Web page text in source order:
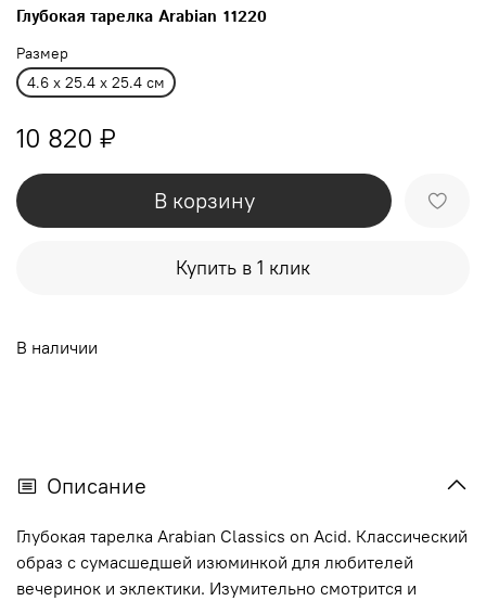
Глубокая тарелка Arabian 11220
Размер
4.6 x 25.4 x 25.4 см
10 820 ₽
В корзину
Купить в 1 клик
В наличии
Описание
Глубокая тарелка Arabian Classics on Acid. Классический
образ с сумасшедшей изюминкой для любителей
вечеринок и эклектики. Изумительно смотрится и